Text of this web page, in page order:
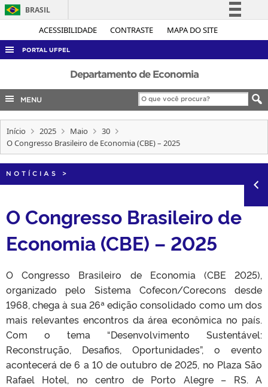
ACESSIBILIDADE CONTRASTE MAPA DO SITE
BRASIL
Simplifique!
Legislação
Canais
PORTAL UFPEL
ACESSO À INFORMAÇÃO
AUDITORIA
COBALTO
CONCURSOS
INTERNACIONAL
PORTARIAS
Departamento de Economia
MENU
Início 2025 Maio
30
O Congresso Brasileiro de Economia (CBE) – 2025
NOTÍCIAS >
O Congresso Brasileiro de
Economia (CBE) – 2025
O Congresso Brasileiro de Economia (CBE 2025),
organizado pelo Sistema Cofecon/Corecons desde
1968, chega à sua 26ª edição consolidado como um dos
mais relevantes encontros da área econômica no país.
Com o tema “Desenvolvimento Sustentável:
Reconstrução, Desafios, Oportunidades”, o evento
acontecerá de 6 a 10 de outubro de 2025, no Plaza São
Rafael Hotel, no centro de Porto Alegre – RS. A